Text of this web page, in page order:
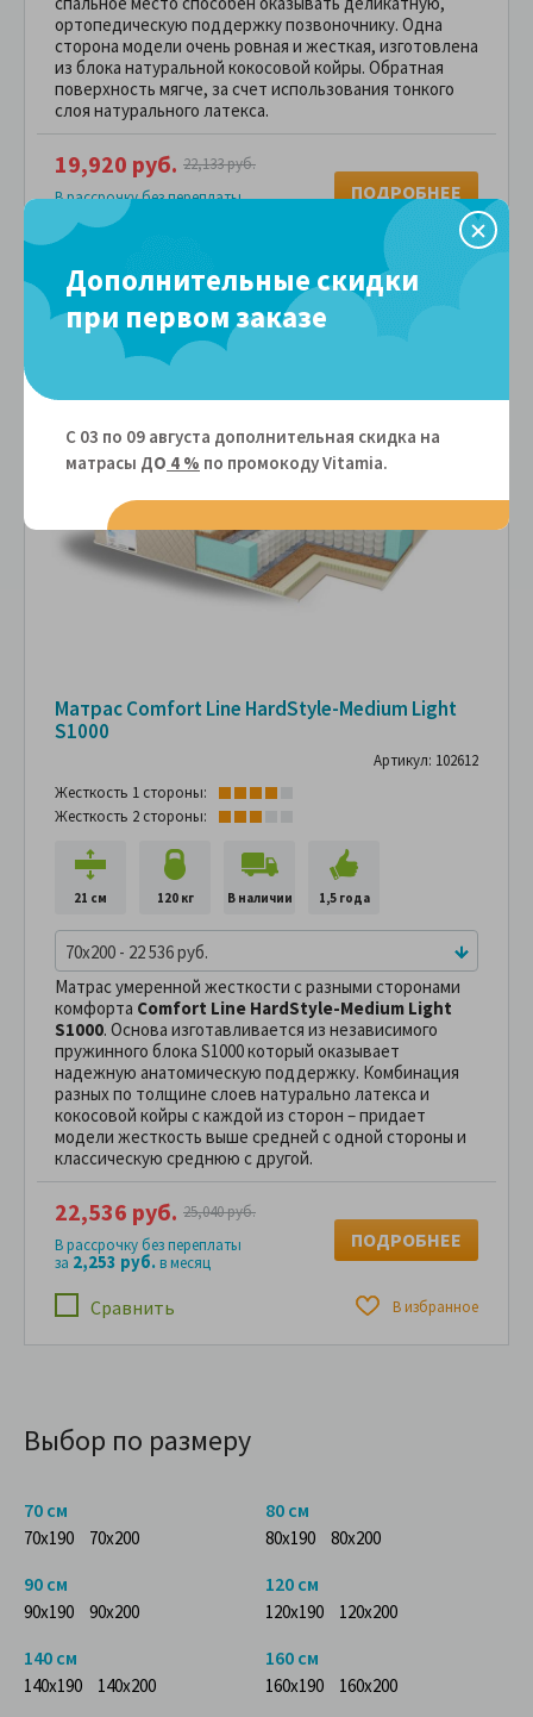
ортопедическую поддержку позвоночнику. Одна
сторона модели очень ровная и жесткая, изготовлена
из блока натуральной кокосовой койры. Обратная
поверхность мягче, за счет использования тонкого
слоя натурального латекса.
В избранное
19,920 руб. 22,133 руб.
В рассрочку без переплаты
1,992 руб.
ПОДРОБНЕЕ
Матрас Comfort Line HardStyle-Medium Light
S1000
Артикул: 102612
Жесткость 1 стороны:
Жесткость 2 стороны:
21 см 120 кг В наличии 1,5 года
70x200 - 22 536 руб.
Матрас умеренной жесткости с разными сторонами
комфорта Comfort Line HardStyle-Medium Light
S1000. Основа изготавливается из независимого
пружинного блока S1000 который оказывает
надежную анатомическую поддержку. Комбинация
разных по толщине слоев натурально латекса и
кокосовой койры с каждой из сторон – придает
модели жесткость выше средней с одной стороны и
классическую среднюю с другой.
Сравнить В избранное
22,536 руб. 25,040 руб.
В рассрочку без переплаты
за 2,253 руб.в месяц
ПОДРОБНЕЕ
Выбор по размеру
70 см
70x190 70x200
80 см
80x190 80x200
90 см
90x190 90x200
120 см
120x190 120x200
140 см
140x190 140x200
160 см
160x190 160x200
Дополнительные скидки
при первом заказе
С 03 по 09 августа дополнительная скидка на
матрасы ДО 4 % по промокоду Vitamiа.